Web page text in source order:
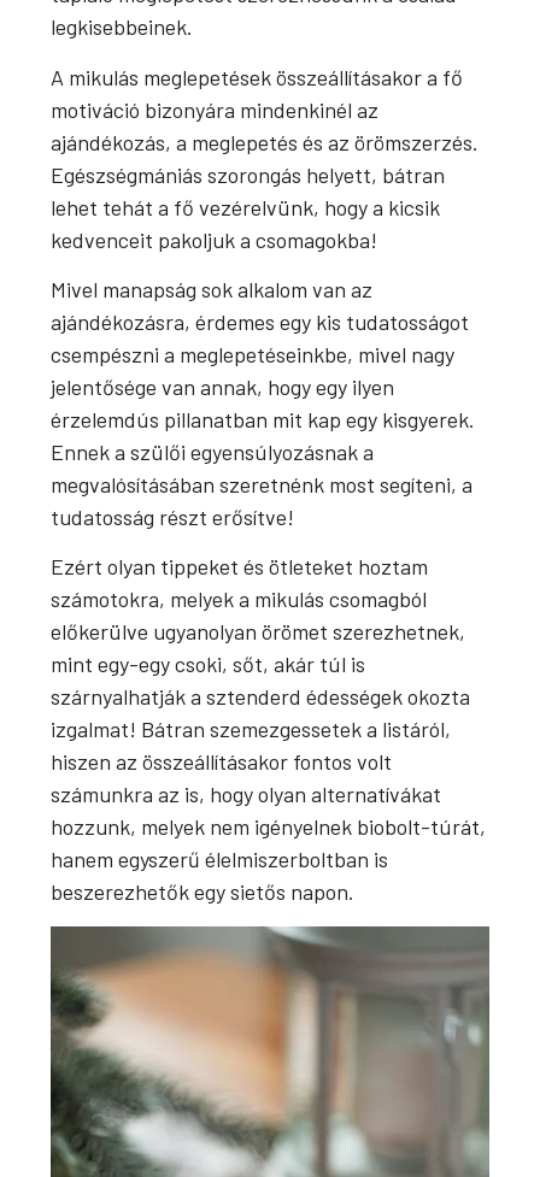
legkisebbeinek.
A mikulás meglepetések összeállításakor a fő
motiváció bizonyára mindenkinél az
ajándékozás, a meglepetés és az örömszerzés.
Egészségmániás szorongás helyett, bátran
lehet tehát a fő vezérelvünk, hogy a kicsik
kedvenceit pakoljuk a csomagokba!
Mivel manapság sok alkalom van az
ajándékozásra, érdemes egy kis tudatosságot
csempészni a meglepetéseinkbe, mivel nagy
jelentősége van annak, hogy egy ilyen
érzelemdús pillanatban mit kap egy kisgyerek.
Ennek a szülői egyensúlyozásnak a
megvalósításában szeretnénk most segíteni, a
tudatosság részt erősítve!
Ezért olyan tippeket és ötleteket hoztam
számotokra, melyek a mikulás csomagból
előkerülve ugyanolyan örömet szerezhetnek,
mint egy-egy csoki, sőt, akár túl is
szárnyalhatják a sztenderd édességek okozta
izgalmat! Bátran szemezgessetek a listáról,
hiszen az összeállításakor fontos volt
számunkra az is, hogy olyan alternatívákat
hozzunk, melyek nem igényelnek biobolt-túrát,
hanem egyszerű élelmiszerboltban is
beszerezhetők egy sietős napon.